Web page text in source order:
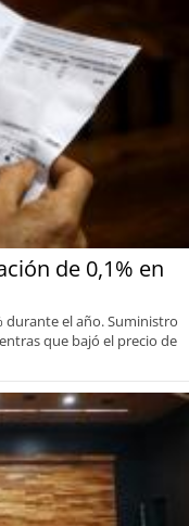
de 0,1% en
durante el año. Suministro
que bajó el precio de